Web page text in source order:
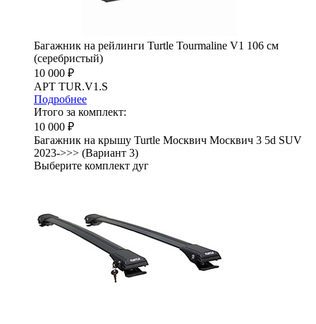
Багажник на рейлинги Turtle Tourmaline V1 106 см
(серебристый)
10 000 ₽
АРТ TUR.V1.S
Подробнее
Итого за комплект:
10 000 ₽
Багажник на крышу Turtle Москвич Москвич 3 5d SUV
2023->>> (Вариант 3)
Выберите комплект дуг